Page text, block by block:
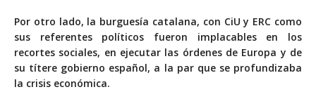
Por otro lado, la burguesía catalana, con CiU y ERC como
sus referentes políticos fueron implacables en los
recortes sociales, en ejecutar las órdenes de Europa y de
su títere gobierno español, a la par que se profundizaba
la crisis económica.